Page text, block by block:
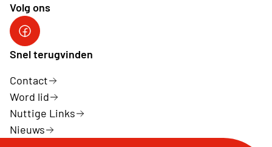
Volg ons
Snel terugvinden
Contact
Word lid
Nuttige Links
Nieuws